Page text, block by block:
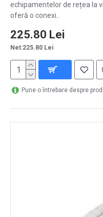
echipamentelor de rețea la
oferă o conexi..
225.80 Lei
Net:225.80 Lei
Pune o întrebare despre